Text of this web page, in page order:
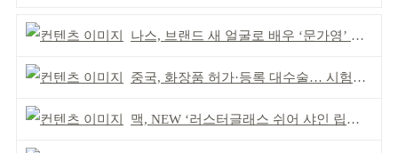
나스, 브랜드 새 얼굴로 배우 ‘문가영’ 발탁
중국, 화장품 허가·등록 대수술… 시험자료 공용 허용
맥, NEW ‘러스터글래스 쉬어 샤인 립스틱’ 출시